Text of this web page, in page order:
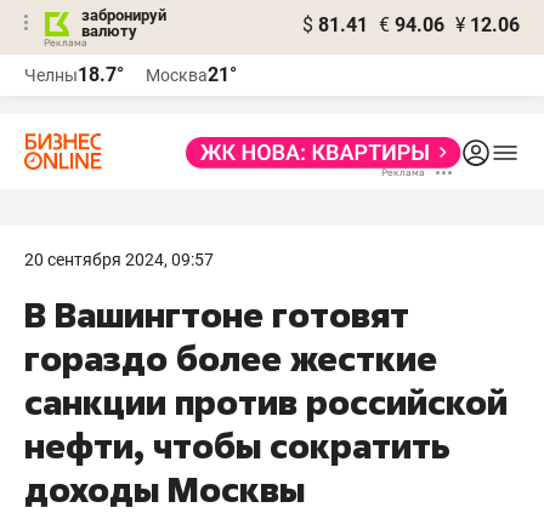
забронируй
валюту
$ 81.41 € 94.06 ¥ 12.06
Челны18.7° Москва21°
20 сентября 2024, 09:57
В Вашингтоне готовят
гораздо более жесткие
санкции против российской
нефти, чтобы сократить
доходы Москвы